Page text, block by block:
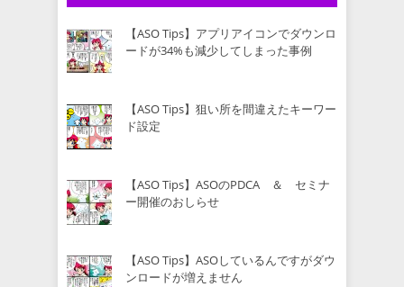
【ASO Tips】アプリアイコンでダウンロ
ードが34%も減少してしまった事例
【ASO Tips】狙い所を間違えたキーワー
ド設定
【ASO Tips】ASOのPDCA ＆ セミナ
ー開催のおしらせ
【ASO Tips】ASOしているんですがダウ
ンロードが増えません